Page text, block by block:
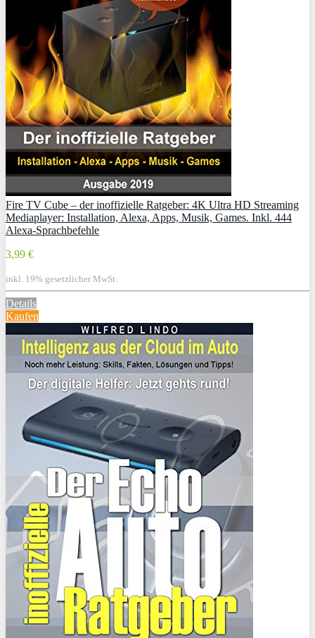
Fire TV Cube – der inoffizielle Ratgeber: 4K Ultra HD Streaming
Mediaplayer: Installation, Alexa, Apps, Musik, Games. Inkl. 444
Alexa-Sprachbefehle
3,99 €
inkl. 19% gesetzlicher MwSt.
Details
Kaufen